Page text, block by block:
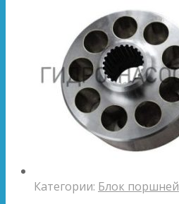
Категории: Блок поршней